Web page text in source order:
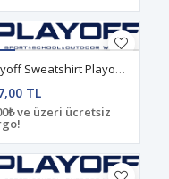
Playoff Sweatshirt Playoff Basic Lacivert
TL
ve üzeri ücretsiz